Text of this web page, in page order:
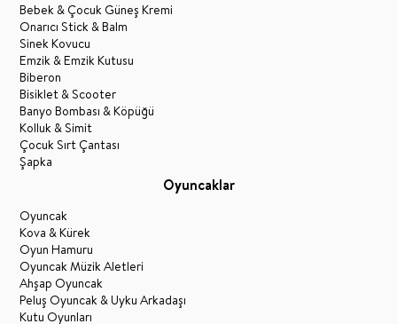
Bebek & Çocuk Güneş Kremi
Onarıcı Stick & Balm
Sinek Kovucu
Emzik & Emzik Kutusu
Biberon
Bisiklet & Scooter
Banyo Bombası & Köpüğü
Kolluk & Simit
Çocuk Sırt Çantası
Şapka
Oyuncaklar
Oyuncak
Kova & Kürek
Oyun Hamuru
Oyuncak Müzik Aletleri
Ahşap Oyuncak
Peluş Oyuncak & Uyku Arkadaşı
Kutu Oyunları